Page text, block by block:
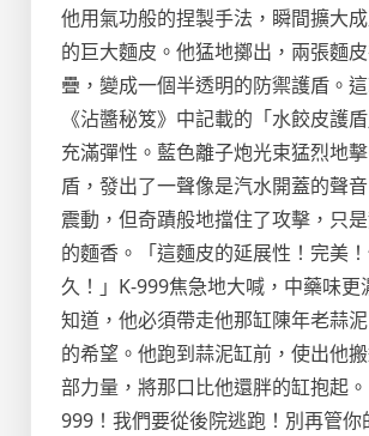
他用氣功般的捏製手法，瞬間擴大
的巨大麵皮。他猛地擲出，兩張麵
疊，變成一個半透明的防禦護盾。
《沾醬秘笈》中記載的「水餃皮護
充滿彈性。藍色離子炮光束猛烈地
盾，發出了一聲像是汽水開蓋的聲
震動，但奇蹟般地擋住了攻擊，只
的麵香。「這麵皮的延展性！完美
久！」K-999焦急地大喊，中藥味更
知道，他必須帶走他那缸陳年老蒜
的希望。他跑到蒜泥缸前，使出他
部力量，將那口比他還胖的缸抱起
999！我們要從後院逃跑！別再管你